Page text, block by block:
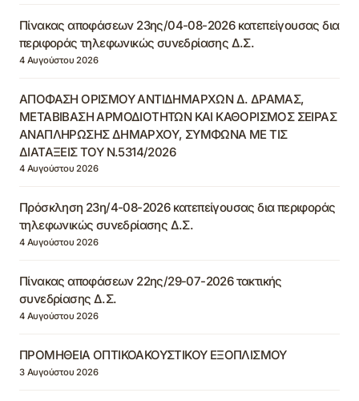
Πίνακας αποφάσεων 23ης/04-08-2026 κατεπείγουσας δια
περιφοράς τηλεφωνικώς συνεδρίασης Δ.Σ.
4 Αυγούστου 2026
ΑΠΟΦΑΣΗ ΟΡΙΣΜΟΥ ΑΝΤΙΔΗΜΑΡΧΩΝ Δ. ΔΡΑΜΑΣ,
ΜΕΤΑΒΙΒΑΣΗ ΑΡΜΟΔΙΟΤΗΤΩΝ ΚΑΙ ΚΑΘΟΡΙΣΜΟΣ ΣΕΙΡΑΣ
ΑΝΑΠΛΗΡΩΣΗΣ ΔΗΜΑΡΧΟΥ, ΣΥΜΦΩΝΑ ΜΕ ΤΙΣ
ΔΙΑΤΑΞΕΙΣ ΤΟΥ Ν.5314/2026
4 Αυγούστου 2026
Πρόσκληση 23η/4-08-2026 κατεπείγουσας δια περιφοράς
τηλεφωνικώς συνεδρίασης Δ.Σ.
4 Αυγούστου 2026
Πίνακας αποφάσεων 22ης/29-07-2026 τακτικής
συνεδρίασης Δ.Σ.
4 Αυγούστου 2026
ΠΡΟΜΗΘΕΙΑ ΟΠΤΙΚΟΑΚΟΥΣΤΙΚΟΥ ΕΞΟΠΛΙΣΜΟΥ
3 Αυγούστου 2026